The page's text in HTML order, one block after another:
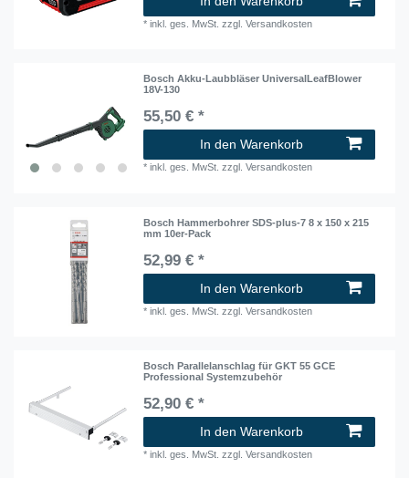
*inkl. ges. MwSt. zzgl.Versandkosten
Bosch Akku-Laubbläser UniversalLeafBlower
18V-130
55,50 € *
In den Warenkorb
*inkl. ges. MwSt. zzgl.Versandkosten
Bosch Hammerbohrer SDS-plus-7 8 x 150 x 215
mm 10er-Pack
52,99 € *
In den Warenkorb
*inkl. ges. MwSt. zzgl.Versandkosten
Bosch Parallelanschlag für GKT 55 GCE
Professional Systemzubehör
52,90 € *
In den Warenkorb
*inkl. ges. MwSt. zzgl.Versandkosten